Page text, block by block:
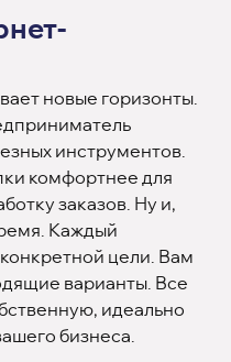
новые горизонты.
инструментов.
комфортнее для
заказов. Ну и,
Каждый
цели. Вам
варианты. Все
идеально
бизнеса.